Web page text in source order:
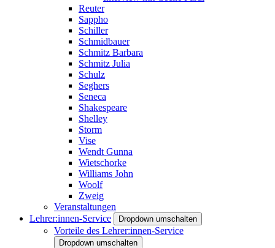
Reuter
Sappho
Schiller
Schmidbauer
Schmitz Barbara
Schmitz Julia
Schulz
Seghers
Seneca
Shakespeare
Shelley
Storm
Vise
Wendt Gunna
Wietschorke
Williams John
Woolf
Zweig
Veranstaltungen
Lehrer:innen-Service
Dropdown umschalten
Vorteile des Lehrer:innen-Service
Dropdown umschalten